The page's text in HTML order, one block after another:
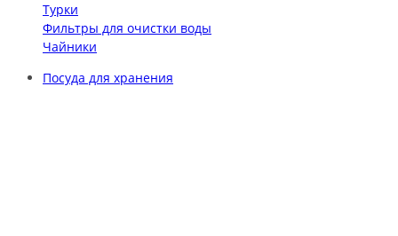
Турки
Фильтры для очистки воды
Чайники
Посуда для хранения